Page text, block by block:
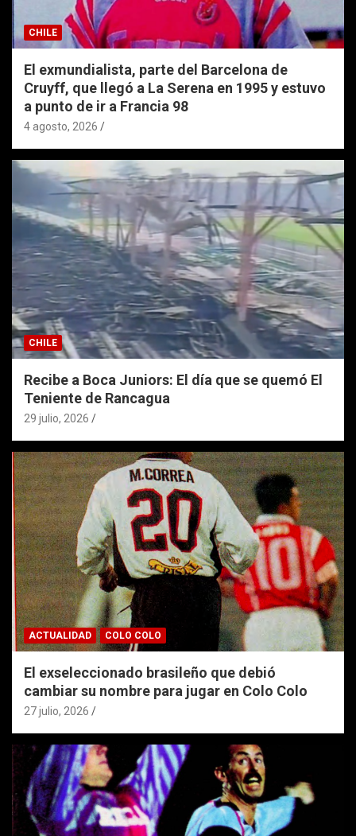
CHILE
El exmundialista, parte del Barcelona de
Cruyff, que llegó a La Serena en 1995 y estuvo
a punto de ir a Francia 98
4 agosto, 2026
CHILE
Recibe a Boca Juniors: El día que se quemó El
Teniente de Rancagua
29 julio, 2026
ACTUALIDAD COLO COLO
El exseleccionado brasileño que debió
cambiar su nombre para jugar en Colo Colo
27 julio, 2026